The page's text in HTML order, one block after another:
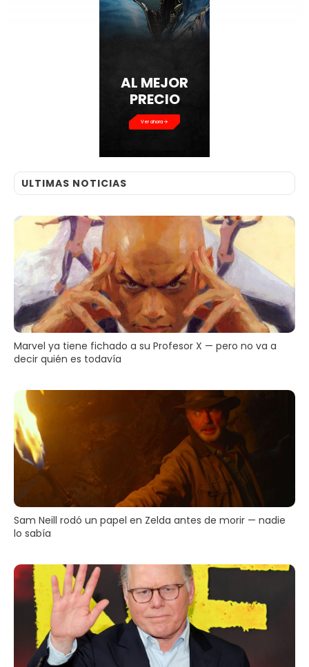
AL MEJOR
PRECIO
Ver ahora
ULTIMAS NOTICIAS
Marvel ya tiene fichado a su Profesor X — pero no va a
decir quién es todavía
Sam Neill rodó un papel en Zelda antes de morir — nadie
lo sabía